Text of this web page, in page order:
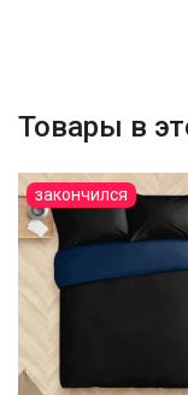
Товары в
закончился